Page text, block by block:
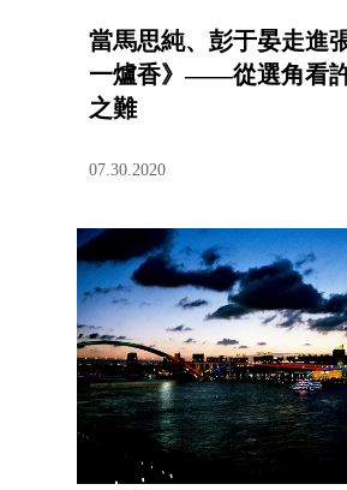
當馬思純、彭于晏走進
一爐香》——從選角看
之難
07.30.2020